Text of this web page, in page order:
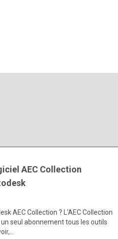
AEC Collection
AEC Collection ? L’AEC Collection
seul abonnement tous les outils